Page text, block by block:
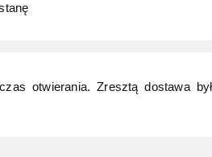
otwierania. Zresztą dostawa